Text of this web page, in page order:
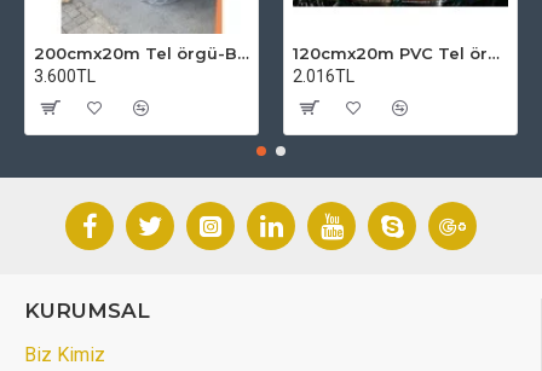
200cmx20m Tel örgü-Bahçe Teli (7cmx7cm Göz Aralığı)
3.600TL
120cmx20m PVC Tel örgü-PVC Bahçe Teli (7cmx7cm Göz Aralığı)
2.016TL
KURUMSAL
Biz Kimiz